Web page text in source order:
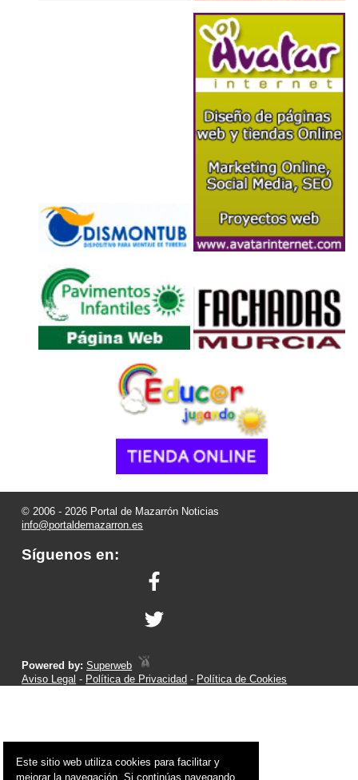
© 2006 - 2026 Portal de Mazarrón Noticias
info@portaldemazarron.es
Síguenos en:
Powered by:Superweb
Aviso Legal - Política de Privacidad - Política de Cookies
Este sitio web utiliza cookies para facilitar y
mejorar la navegación. Si continúas navegando,